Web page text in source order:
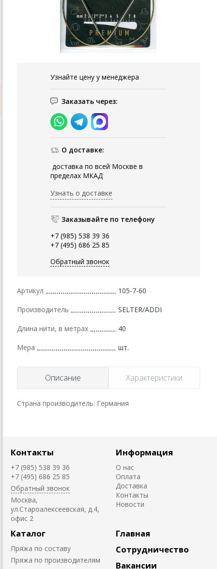
Узнайте цену у менеджера
Заказать через:
О доставке:
доставка по всей Москве в
пределах МКАД
Узнать о доставке
Заказывайте по телефону
+7 (985) 538 39 36
+7 (495) 686 25 85
Обратный звонок
Артикул 105-7-60
Производитель SELTER/ADDI
Длина нити, в метрах 40
Мера шт.
Описание Характеристики
Страна производитель: Германия
Контакты
+7 (985) 538 39 36
+7 (495) 686 25 85
Обратный звонок
Москва,
ул.Староалексеевская, д.4,
офис 2
Информация
О нас
Оплата
Доставка
Контакты
Новости
Каталог
Пряжа по составу
Пряжа по производителям
Главная
Сотрудничество
Вакансии